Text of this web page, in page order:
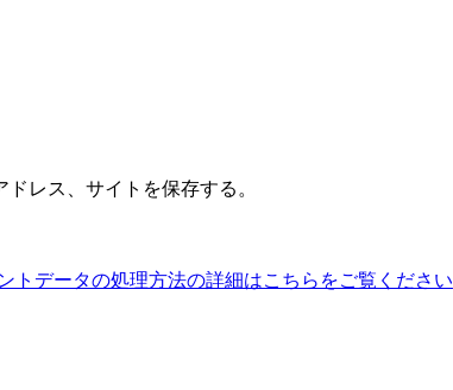
レス、サイトを保存する。
トデータの処理方法の詳細はこちらをご覧ください